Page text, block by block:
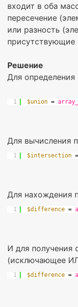
входит в оба
пересечение
или разность
присутствующие
Решение
Для определения
1 $union =
Для вычисления
1 $intersection
Для нахождения
1 $difference =
И для получения
(исключающее
1 $difference =